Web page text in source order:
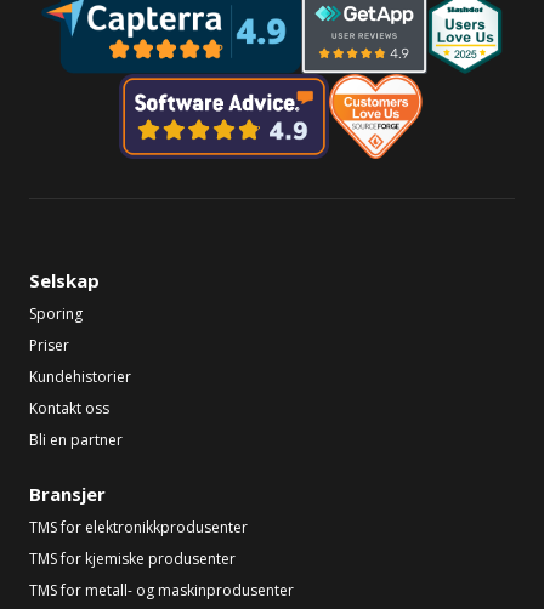
Selskap
Sporing
Priser
Kundehistorier
Kontakt oss
Bli en partner
Bransjer
TMS for elektronikkprodusenter
TMS for kjemiske produsenter
TMS for metall- og maskinprodusenter